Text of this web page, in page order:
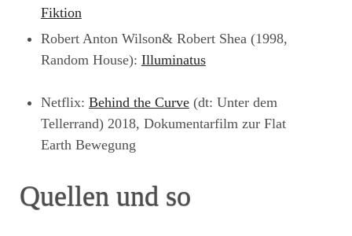
Fiktion
Robert Anton Wilson& Robert Shea (1998,
Random House): Illuminatus
Netflix: Behind the Curve(dt: Unter dem
Tellerrand) 2018, Dokumentarfilm zur Flat
Earth Bewegung
Quellen und so